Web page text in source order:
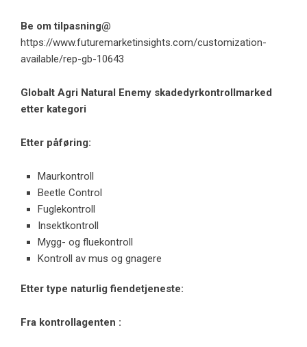
Be om tilpasning@
https://www.futuremarketinsights.com/customization-
available/rep-gb-10643
Globalt Agri Natural Enemy skadedyrkontrollmarked
etter kategori
Etter påføring:
Maurkontroll
Beetle Control
Fuglekontroll
Insektkontroll
Mygg- og fluekontroll
Kontroll av mus og gnagere
Etter type naturlig fiendetjeneste:
Fra kontrollagenten :